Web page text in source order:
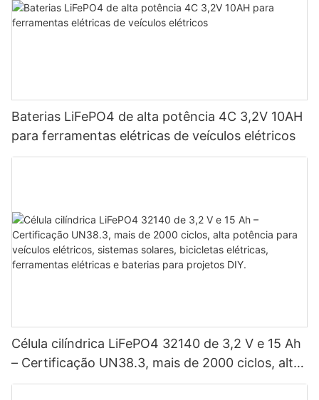
Baterias LiFePO4 de alta potência 4C 3,2V 10AH
para ferramentas elétricas de veículos elétricos
Célula cilíndrica LiFePO4 32140 de 3,2 V e 15 Ah
– Certificação UN38.3, mais de 2000 ciclos, alta
potência para veículos elétricos, sistemas